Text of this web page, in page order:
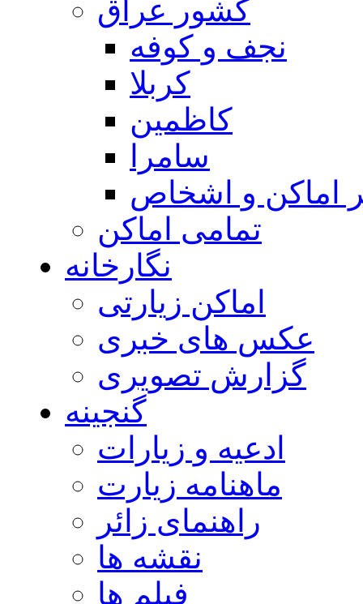
كشور عراق
نجف و كوفه
كربلا
كاظمين
سامرا
اماكن و اشخاص
تمامی اماکن
نگارخانه
اماکن زیارتی
عکس های خبری
گزارش تصویری
گنجینه
ادعیه و زیارات
ماهنامه زیارت
راهنمای زائر
نقشه ها
فیلم ها